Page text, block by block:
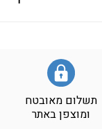
תשלום מאובטח
ומוצפן באתר